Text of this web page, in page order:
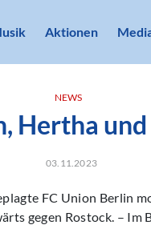
Aktionen
NEWS
Hertha
03.11.2023
FC Union Berlin
gegen Rostock. –